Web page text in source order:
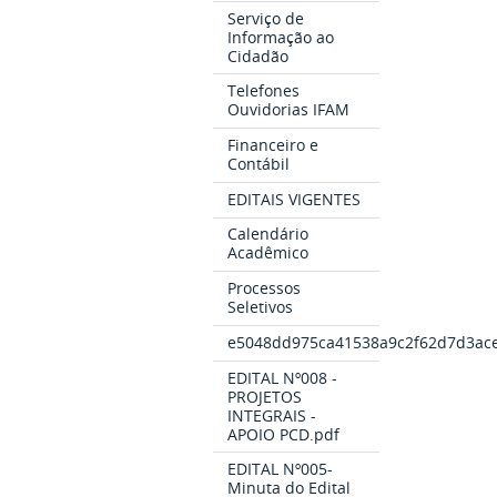
Serviço de
Informação ao
Cidadão
Telefones
Ouvidorias IFAM
Financeiro e
Contábil
EDITAIS VIGENTES
Calendário
Acadêmico
Processos
Seletivos
EDITAL Nº008 -
PROJETOS
INTEGRAIS -
APOIO PCD.pdf
EDITAL Nº005-
Minuta do Edital